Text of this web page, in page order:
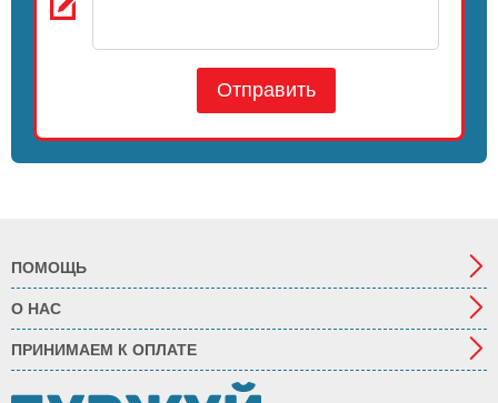
Отправить
ПОМОЩЬ
О НАС
ПРИНИМАЕМ К ОПЛАТЕ